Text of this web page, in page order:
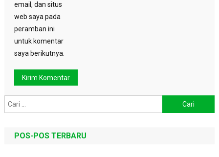
email, dan situs
web saya pada
peramban ini
untuk komentar
saya berikutnya.
untuk:
POS-POS TERBARU